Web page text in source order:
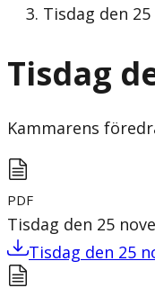
Tisdag den
Tisdag
Kammarens
PDF
Tisdag den 25
Tisdag den 25